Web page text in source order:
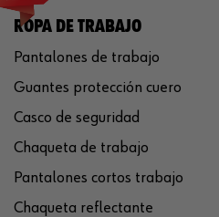
ROPA DE TRABAJO
Pantalones de trabajo
Guantes protección cuero
Casco de seguridad
Chaqueta de trabajo
Pantalones cortos trabajo
Chaqueta reflectante